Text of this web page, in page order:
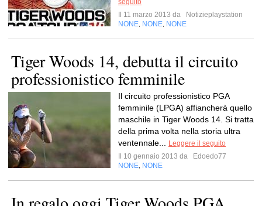
seguito
Il 11 marzo 2013 da
Notizieplaystation
NONE NONE NONE
Tiger Woods 14, debutta il circuito
professionistico femminile
Il circuito professionistico PGA
femminile (LPGA) affiancherà quello
maschile in Tiger Woods 14. Si tratta
della prima volta nella storia ultra
ventennale...
Leggere il seguito
Il 10 gennaio 2013 da
Edoedo77
NONE NONE